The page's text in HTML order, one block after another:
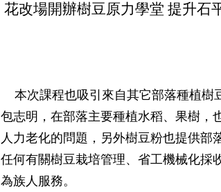
花改場開辦樹豆原力學堂 提升石
本次課程也吸引來自其它部落種植樹
包志明，在部落主要種植水稻、果樹，
人力老化的問題，另外樹豆粉也提供
任何有關樹豆栽培管理、省工機械化採
為族人服務。